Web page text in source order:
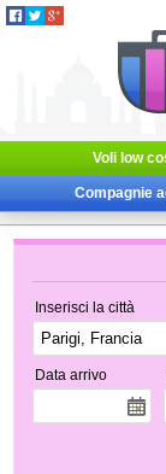
Voli low
Compagnie
Inserisci la città
Data arrivo